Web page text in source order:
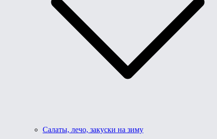
Салаты, лечо, закуски на зиму